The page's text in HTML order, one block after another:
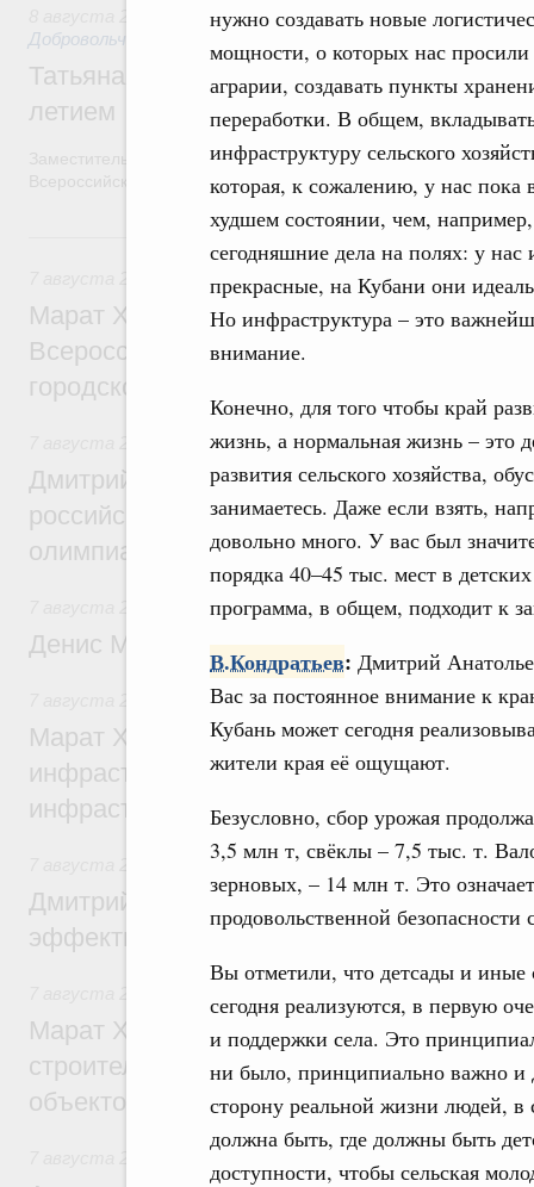
нужно создавать новые
мощности, о которых нас просили
аграрии, создавать пункты
переработки. В общем,
инфраструктуру сельского
которая, к сожалению, у нас пока
худшем состоянии, чем, например,
сегодняшние дела на полях: у нас
прекрасные, на Кубани они
Но инфраструктура – это
внимание.
Конечно, для того чтобы край
жизнь, а нормальная жизнь – это
развития сельского хозяйства,
занимаетесь. Даже если взять,
довольно много. У вас был
порядка 40–45 тыс. мест в
программа, в общем, подходит к
В.Кондратьев: Дмитрий
Вас за постоянное внимание к
Кубань может сегодня
жители края её ощущают.
Безусловно, сбор урожая
3,5 млн т, свёклы – 7,5 тыс. т.
зерновых, – 14 млн т. Это
продовольственной
Вы отметили, что детсады и
сегодня реализуются, в первую
и поддержки села. Это
ни было, принципиально важно и
сторону реальной жизни людей, в
должна быть, где должны быть
доступности, чтобы сельская
Социальные инновации. Некоммерческие
Добровольчество и волонтёрство. Благотворительность
Татьяна Голикова поздравила
летием
Заместитель Председателя Правительства Татьяна Голикова
Всероссийского общественного движения «Волонтёры-
7 августа, пятница
Экономика городов. Городская среда
Марат Хуснуллин провёл заседание
Всероссийского конкурса лучших
городской среды
Отрасль информационных технологий
Дмитрий Чернышенко и Сергей Кравцов
российскую сборную с победой на
олимпиаде по искусственному
Общие вопросы промышленной политики
Денис Мантуров посетил Ярославскую
Бюджеты субъектов Федерации.
Марат Хуснуллин: 15 объектов
инфраструктуры построили и обновили
инфраструктурным кредитам
Развитие сельских территорий
Дмитрий Патрушев: Синхронизация
эффективность поддержки сельских
Марат Хуснуллин: «Единый заказчик»
строительство и реконструкцию более
объектов